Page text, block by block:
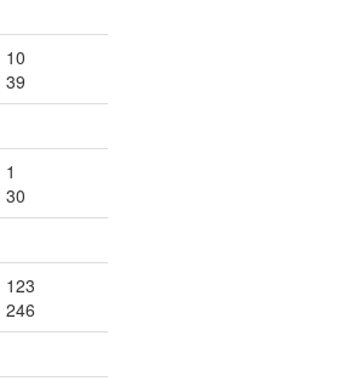
10
39
1
30
123
246